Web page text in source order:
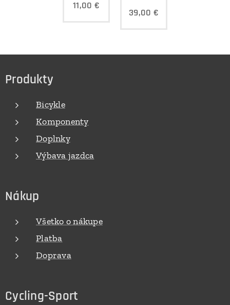
11,00 €
39,00 €
Produkty
Bicykle
Komponenty
Doplnky
Výbava jazdca
Nákup
Všetko o nákupe
Platba
Doprava
Cycling-Sport